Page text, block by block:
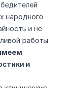
народного
и не
работы.
и